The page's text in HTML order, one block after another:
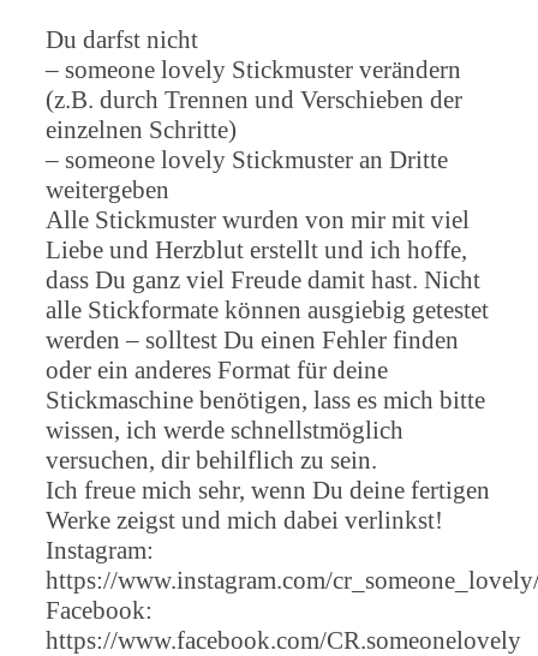
Du darfst nicht
– someone lovely Stickmuster verändern
(z.B. durch Trennen und Verschieben der
einzelnen Schritte)
– someone lovely Stickmuster an Dritte
weitergeben
Alle Stickmuster wurden von mir mit viel
Liebe und Herzblut erstellt und ich hoffe,
dass Du ganz viel Freude damit hast. Nicht
alle Stickformate können ausgiebig getestet
werden – solltest Du einen Fehler finden
oder ein anderes Format für deine
Stickmaschine benötigen, lass es mich bitte
wissen, ich werde schnellstmöglich
versuchen, dir behilflich zu sein.
Ich freue mich sehr, wenn Du deine fertigen
Werke zeigst und mich dabei verlinkst!
Instagram:
https://www.instagram.com/
Facebook:
https://www.facebook.com/CR.someonelovely